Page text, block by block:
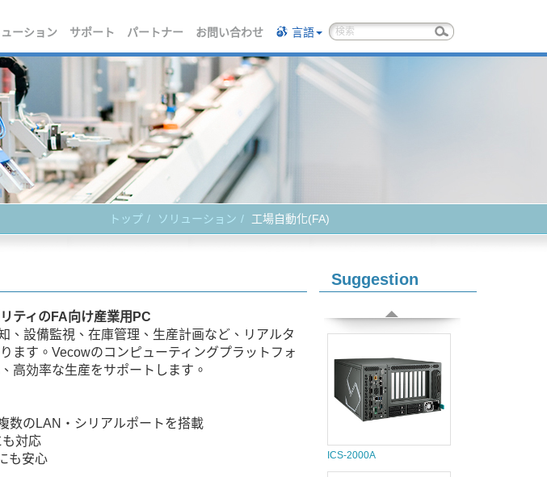
ーション サポート パートナー お問い合わせ 言語
トップ ソリューション 工場自動化(FA)
ティのFA向け産業用PC
、設備監視、在庫管理、生産計画など、リアルタ
ます。Vecowのコンピューティングプラットフォ
高効率な生産をサポートします。
数のLAN・シリアルポートを搭載
対応
も安心
Suggestion
ICS-2000A